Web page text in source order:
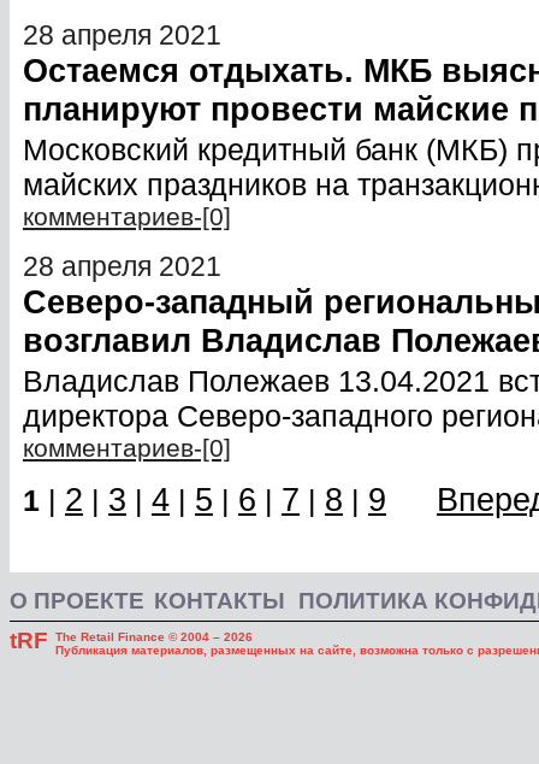
28 апреля 2021
Остаемся отдыхать. МКБ
планируют провести майские
Московский кредитный банк (МКБ)
майских праздников на
комментариев-[0]
28 апреля 2021
Северо-западный
возглавил Владислав
Владислав Полежаев 13.04.2021
директора Северо-западного
комментариев-[0]
1 | 2 | 3 | 4 | 5 | 6 | 7 | 8 | 9
О ПРОЕКТЕ КОНТАКТЫ ПОЛИТИКА
The Retail Finance © 2004 – 2026
Публикация материалов, размещенных на сайте, возможна только с
tRF